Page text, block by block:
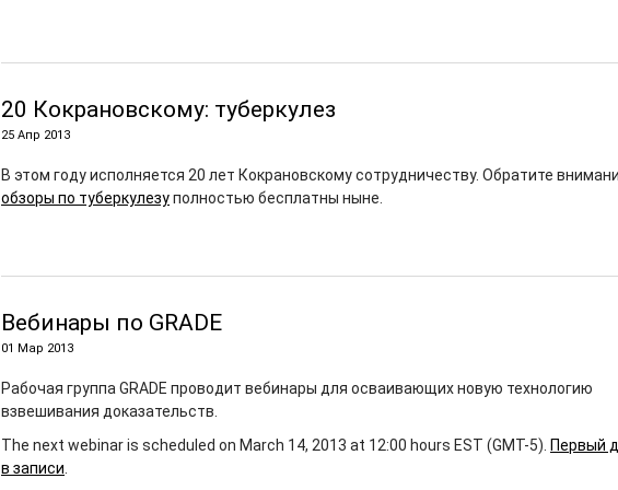
20 Кокрановскому: туберкулез
25 Апр 2013
В этом году исполняется 20 лет Кокрановскому сотрудничеству. Обратите
обзоры по туберкулезуполностью бесплатны ныне.
Вебинары по GRADE
01 Мар 2013
Рабочая группа GRADE проводит вебинары для осваивающих новую технологию
взвешивания доказательств.
The next webinar is scheduled on March 14, 2013 at 12:00 hours EST (GMT-5). Первый
в записи